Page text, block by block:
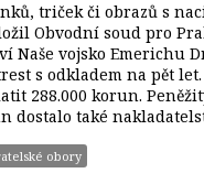
triček či obrazů s
Obvodní soud pro
Naše vojsko Emerichu
s odkladem na pět
288.000 korun.
dostalo také
obory